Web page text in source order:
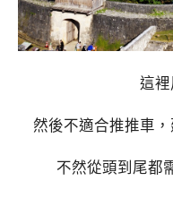
這裡
然後不適合推推車
不然從頭到尾都